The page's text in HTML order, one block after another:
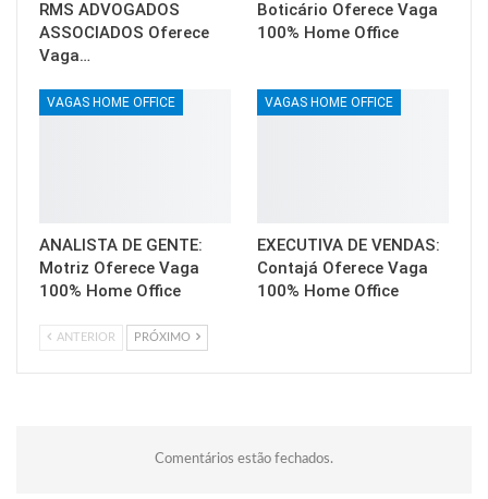
RMS ADVOGADOS
ASSOCIADOS Oferece
Vaga…
Boticário Oferece Vaga
100% Home Office
VAGAS HOME OFFICE
ANALISTA DE GENTE:
Motriz Oferece Vaga
100% Home Office
VAGAS HOME OFFICE
EXECUTIVA DE VENDAS:
Contajá Oferece Vaga
100% Home Office
ANTERIOR PRÓXIMO
Comentários estão fechados.